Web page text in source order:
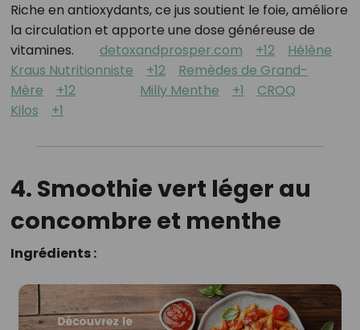
Riche en antioxydants, ce jus soutient le foie, améliore
la circulation et apporte une dose généreuse de
vitamines.
detoxandprosper.com +12
Hélène
Kraus Nutritionniste
+12
Remèdes de Grand-
Mère
+12 Milly Menthe +1
CROQ
Kilos
+1
4. Smoothie vert léger au
concombre et menthe
Ingrédients :